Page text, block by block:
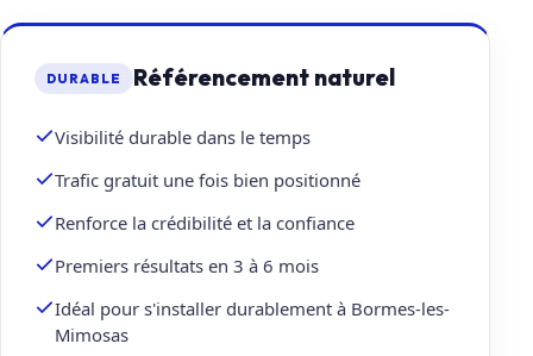
DURABLE Référencement naturel
Visibilité durable dans le temps
Trafic gratuit une fois bien positionné
Renforce la crédibilité et la confiance
Premiers résultats en 3 à 6 mois
Idéal pour s'installer durablement à Bormes-les-
Mimosas